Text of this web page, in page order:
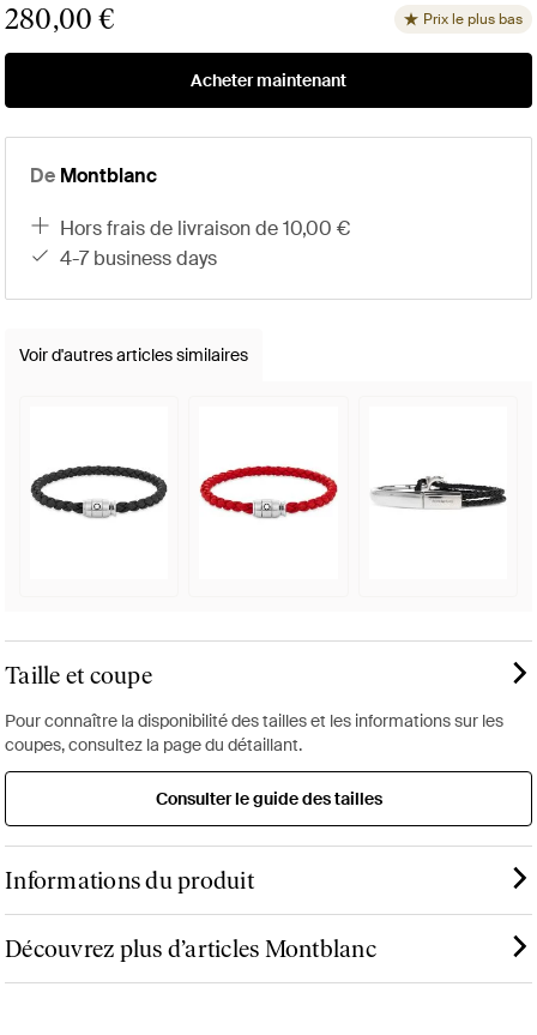
280,00 € Prix le plus bas
Acheter maintenant
De Montblanc
hors frais de livraison de 10,00 €
4-7 business days
Voir d'autres articles similaires
Taille et coupe
Pour connaître la disponibilité des tailles et les informations sur les
coupes, consultez la page du détaillant.
Consulter le guide des tailles
Informations du produit
Découvrez plus d’articles Montblanc